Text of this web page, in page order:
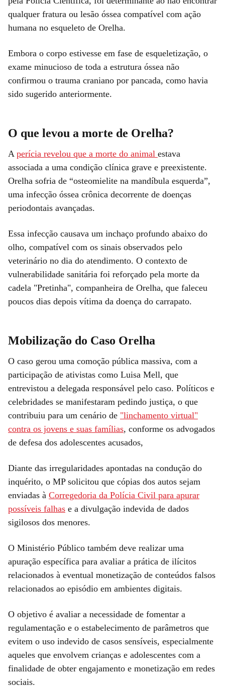
qualquer fratura ou lesão óssea compatível com ação
humana no esqueleto de Orelha.
Embora o corpo estivesse em fase de esqueletização, o
exame minucioso de toda a estrutura óssea não
confirmou o trauma craniano por pancada, como havia
sido sugerido anteriormente.
O que levou a morte de Orelha?
A perícia revelou que a morte do animal estava
associada a uma condição clínica grave e preexistente.
Orelha sofria de “osteomielite na mandíbula esquerda”,
uma infecção óssea crônica decorrente de doenças
periodontais avançadas.
Essa infecção causava um inchaço profundo abaixo do
olho, compatível com os sinais observados pelo
veterinário no dia do atendimento. O contexto de
vulnerabilidade sanitária foi reforçado pela morte da
cadela "Pretinha", companheira de Orelha, que faleceu
poucos dias depois vítima da doença do carrapato.
Mobilização do Caso Orelha
O caso gerou uma comoção pública massiva, com a
participação de ativistas como Luisa Mell, que
entrevistou a delegada responsável pelo caso. Políticos e
celebridades se manifestaram pedindo justiça, o que
contribuiu para um cenário de "linchamento virtual"
contra os jovens e suas famílias, conforme os advogados
de defesa dos adolescentes acusados,
Diante das irregularidades apontadas na condução do
inquérito, o MP solicitou que cópias dos autos sejam
enviadas à Corregedoria da Polícia Civil para apurar
possíveis falhas e a divulgação indevida de dados
sigilosos dos menores.
O Ministério Público também deve realizar uma
apuração específica para avaliar a prática de ilícitos
relacionados à eventual monetização de conteúdos falsos
relacionados ao episódio em ambientes digitais.
O objetivo é avaliar a necessidade de fomentar a
regulamentação e o estabelecimento de parâmetros que
evitem o uso indevido de casos sensíveis, especialmente
aqueles que envolvem crianças e adolescentes com a
finalidade de obter engajamento e monetização em redes
sociais.